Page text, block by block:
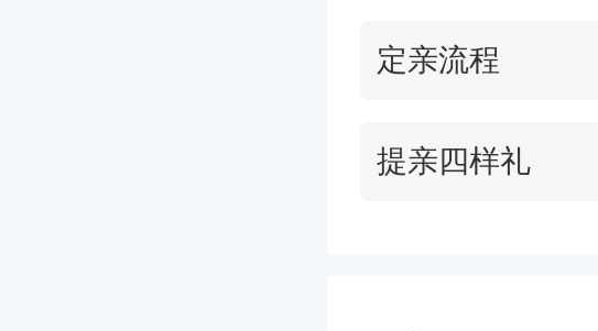
定亲流程
提亲四样礼